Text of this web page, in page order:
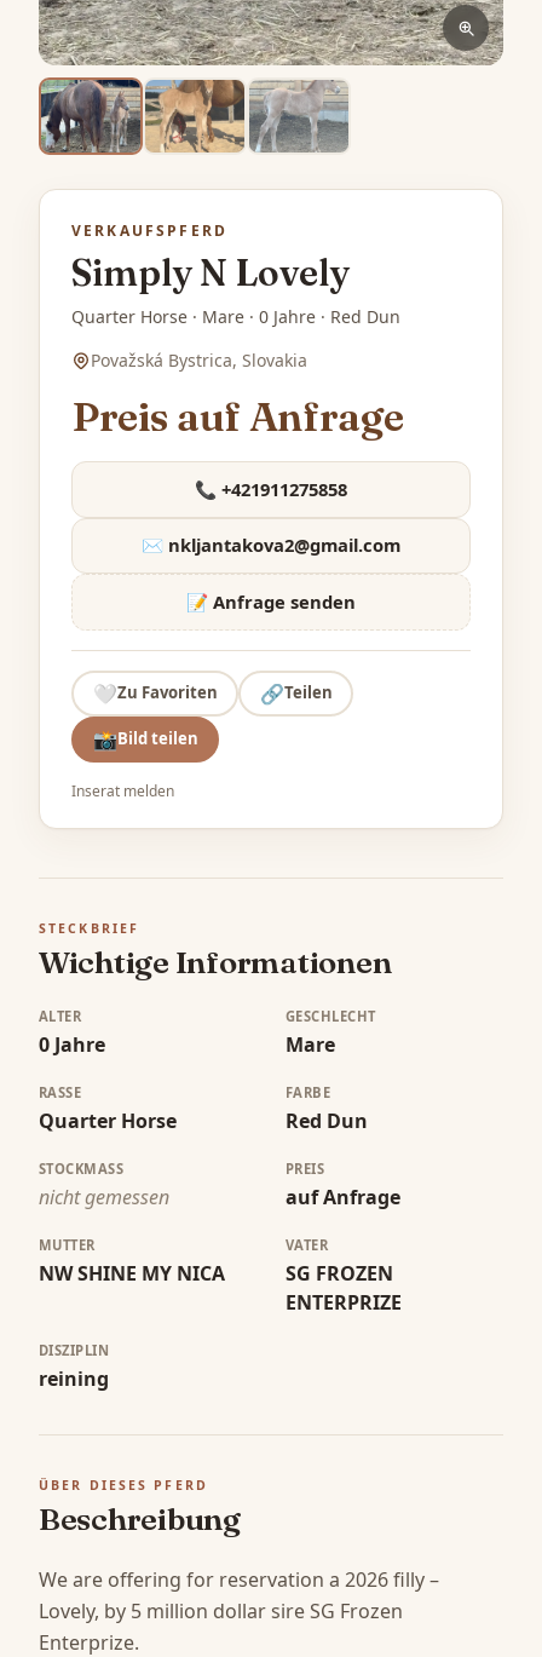
VERKAUFSPFERD
Simply N Lovely
Quarter Horse · Mare · 0 Jahre · Red Dun
Považská Bystrica, Slovakia
Preis auf Anfrage
📞 +421911275858
✉️ nkljantakova2@gmail.com
📝 Anfrage senden
🤍Zu Favoriten 🔗Teilen
📸Bild teilen
Inserat melden
STECKBRIEF
Wichtige Informationen
ALTER
0 Jahre
GESCHLECHT
Mare
RASSE
Quarter Horse
FARBE
Red Dun
STOCKMASS
nicht gemessen
PREIS
auf Anfrage
MUTTER
NW SHINE MY NICA
VATER
SG FROZEN
ENTERPRIZE
DISZIPLIN
reining
ÜBER DIESES PFERD
Beschreibung
We are offering for reservation a 2026 filly –
Lovely, by 5 million dollar sire SG Frozen
Enterprize.